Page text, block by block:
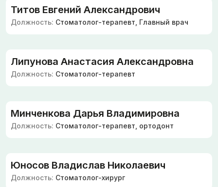
Титов Евгений Александрович
Должность: Стоматолог-терапевт, Главный врач
Липунова Анастасия Александровна
Должность: Стоматолог-терапевт
Минченкова Дарья Владимировна
Должность: Стоматолог-терапевт, ортодонт
Юносов Владислав Николаевич
Должность: Стоматолог-хирург